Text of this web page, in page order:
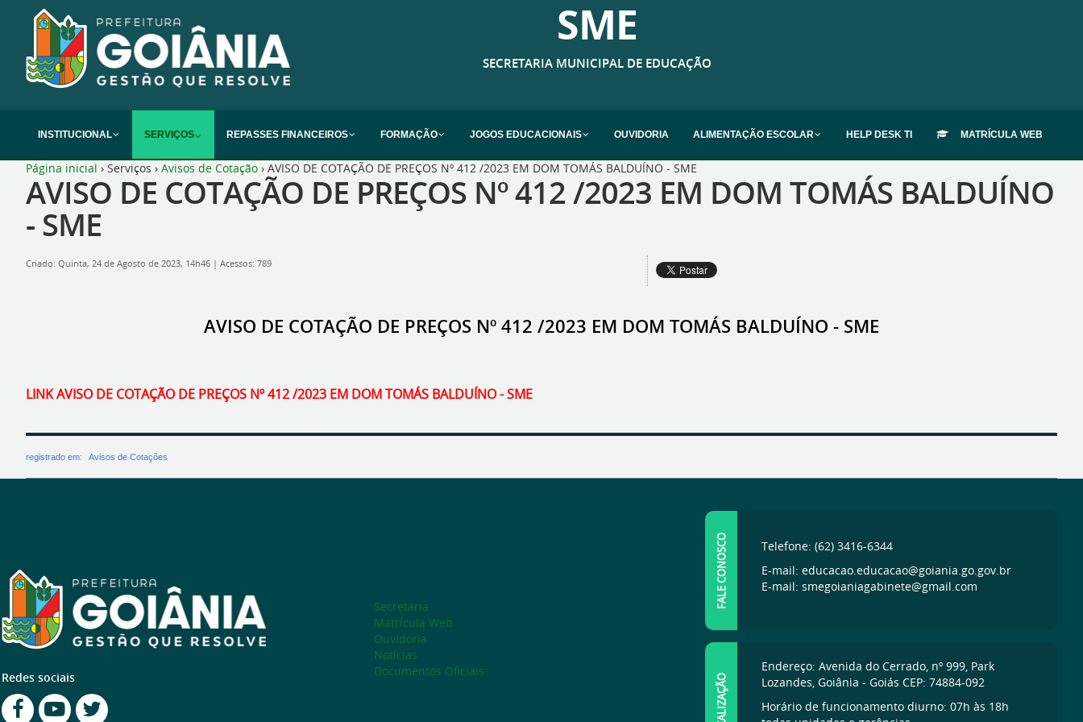
SME
SECRETARIA MUNICIPAL DE EDUCAÇÃO
INSTITUCIONAL SERVIÇOS REPASSES FINANCEIROS FORMAÇÃO JOGOS EDUCACIONAIS OUVIDORIA ALIMENTAÇÃO ESCOLAR HELP DESK TI MATRÍCULA WEB
Página inicial › Serviços › Avisos de Cotação › AVISO DE COTAÇÃO DE PREÇOS Nº 412 /2023 EM DOM TOMÁS BALDUÍNO - SME
AVISO DE COTAÇÃO DE PREÇOS Nº 412 /2023 EM DOM TOMÁS BALDUÍNO
- SME
Criado: Quinta, 24 de Agosto de 2023, 14h46 | Acessos: 789
AVISO DE COTAÇÃO DE PREÇOS Nº 412 /2023 EM DOM TOMÁS BALDUÍNO - SME
LINK AVISO DE COTAÇÃO DE PREÇOS Nº 412 /2023 EM DOM TOMÁS BALDUÍNO - SME
registrado em: Avisos de Cotações
Redes sociais
Secretaria
Matrícula Web
Ouvidoria
Notícias
Documentos Oficiais
FALE CONOSCO
Telefone: (62) 3416-6344
E-mail: educacao.educacao@goiania.go.gov.br
E-mail: smegoianiagabinete@gmail.com
LOCALIZAÇÃO
Endereço: Avenida do Cerrado, nº 999, Park
Lozandes, Goiânia - Goiás CEP: 74884-092
Horário de funcionamento diurno: 07h às 18h